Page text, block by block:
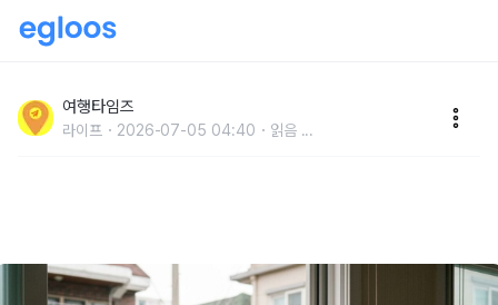
가장 효과적으로 빼는 환기 방법입니다
여행타임즈
라이프 2026-07-05 04:40 읽음 ...